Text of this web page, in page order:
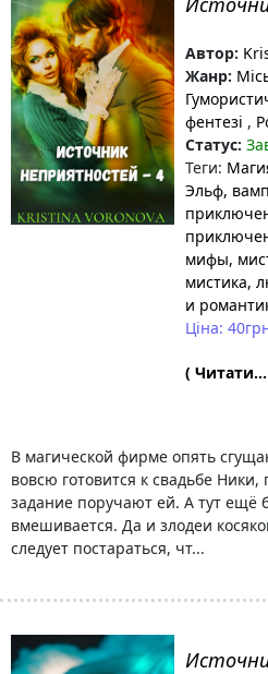
Автор:
Жанр:
фентезі ,
Статус:
Теги:
Эльф,
мифы,
мистика,
и
Ціна:
(
В магической фирме опять
вовсю готовится к свадьбе
задание поручают ей. А тут ещё
вмешивается. Да и злодеи
следует постараться, чт...